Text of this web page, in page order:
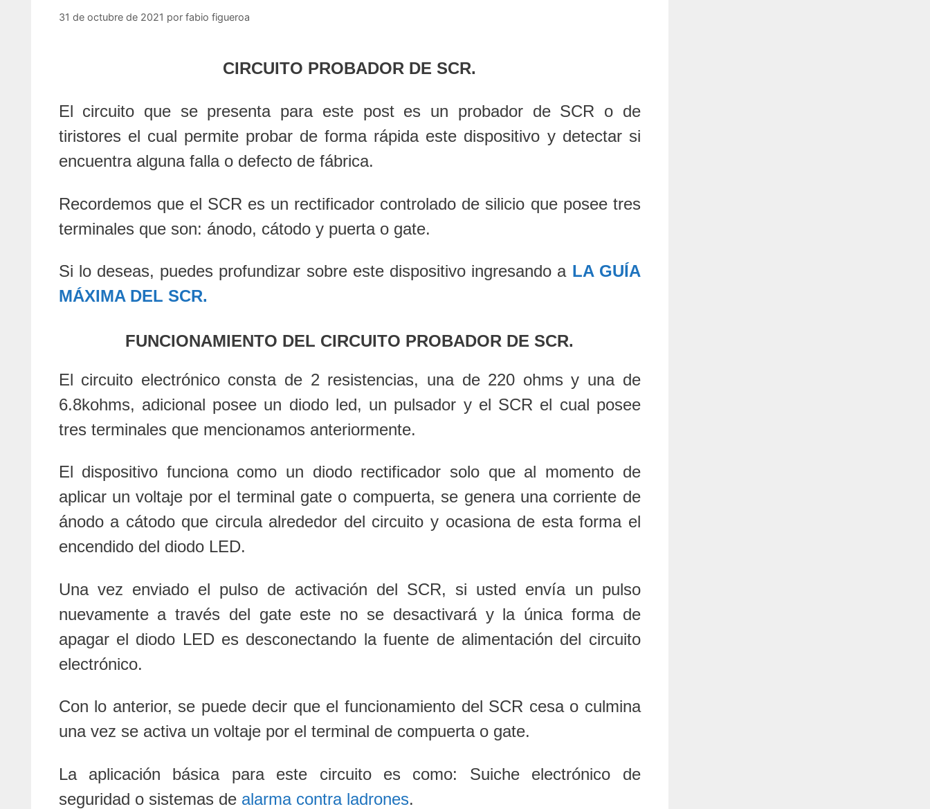
31 de octubre de 2021 por fabio figueroa
CIRCUITO PROBADOR DE SCR.
El circuito que se presenta para este post es un probador de SCR o de
tiristores el cual permite probar de forma rápida este dispositivo y detectar si
encuentra alguna falla o defecto de fábrica.
Recordemos que el SCR es un rectificador controlado de silicio que posee tres
terminales que son: ánodo, cátodo y puerta o gate.
Si lo deseas, puedes profundizar sobre este dispositivo ingresando a LA GUÍA
MÁXIMA DEL SCR.
FUNCIONAMIENTO DEL CIRCUITO PROBADOR DE SCR.
El circuito electrónico consta de 2 resistencias, una de 220 ohms y una de
6.8kohms, adicional posee un diodo led, un pulsador y el SCR el cual posee
tres terminales que mencionamos anteriormente.
El dispositivo funciona como un diodo rectificador solo que al momento de
aplicar un voltaje por el terminal gate o compuerta, se genera una corriente de
ánodo a cátodo que circula alrededor del circuito y ocasiona de esta forma el
encendido del diodo LED.
Una vez enviado el pulso de activación del SCR, si usted envía un pulso
nuevamente a través del gate este no se desactivará y la única forma de
apagar el diodo LED es desconectando la fuente de alimentación del circuito
electrónico.
Con lo anterior, se puede decir que el funcionamiento del SCR cesa o culmina
una vez se activa un voltaje por el terminal de compuerta o gate.
La aplicación básica para este circuito es como: Suiche electrónico de
seguridad o sistemas de alarma contra ladrones.